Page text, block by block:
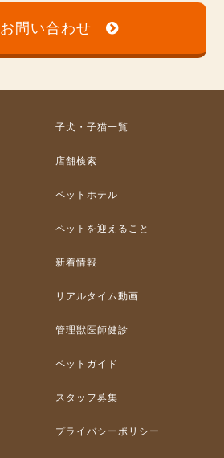
お問い合わせ
子犬・子猫一覧
店舗検索
ペットホテル
ペットを迎えること
新着情報
リアルタイム動画
管理獣医師健診
ペットガイド
スタッフ募集
プライバシーポリシー